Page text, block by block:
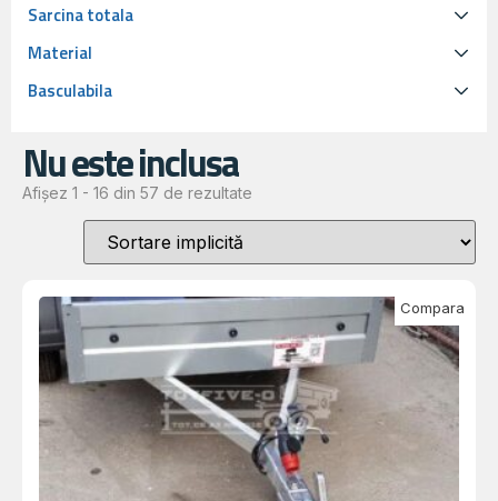
Sarcina totala
Material
Basculabila
Nu este inclusa
Afișez 1 - 16 din 57 de rezultate
Compara